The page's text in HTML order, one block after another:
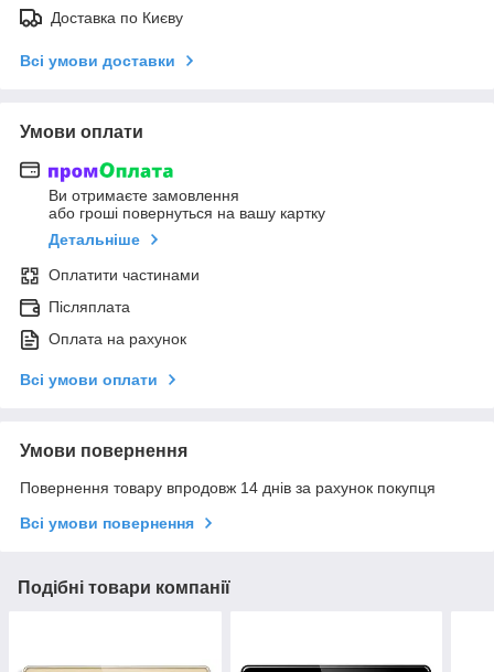
Доставка по Києву
Всі умови доставки
Умови оплати
Ви отримаєте замовлення
або гроші повернуться на вашу картку
Детальніше
Оплатити частинами
Післяплата
Оплата на рахунок
Всі умови оплати
Умови повернення
Повернення товару впродовж 14 днів за рахунок покупця
Всі умови повернення
Подібні товари компанії